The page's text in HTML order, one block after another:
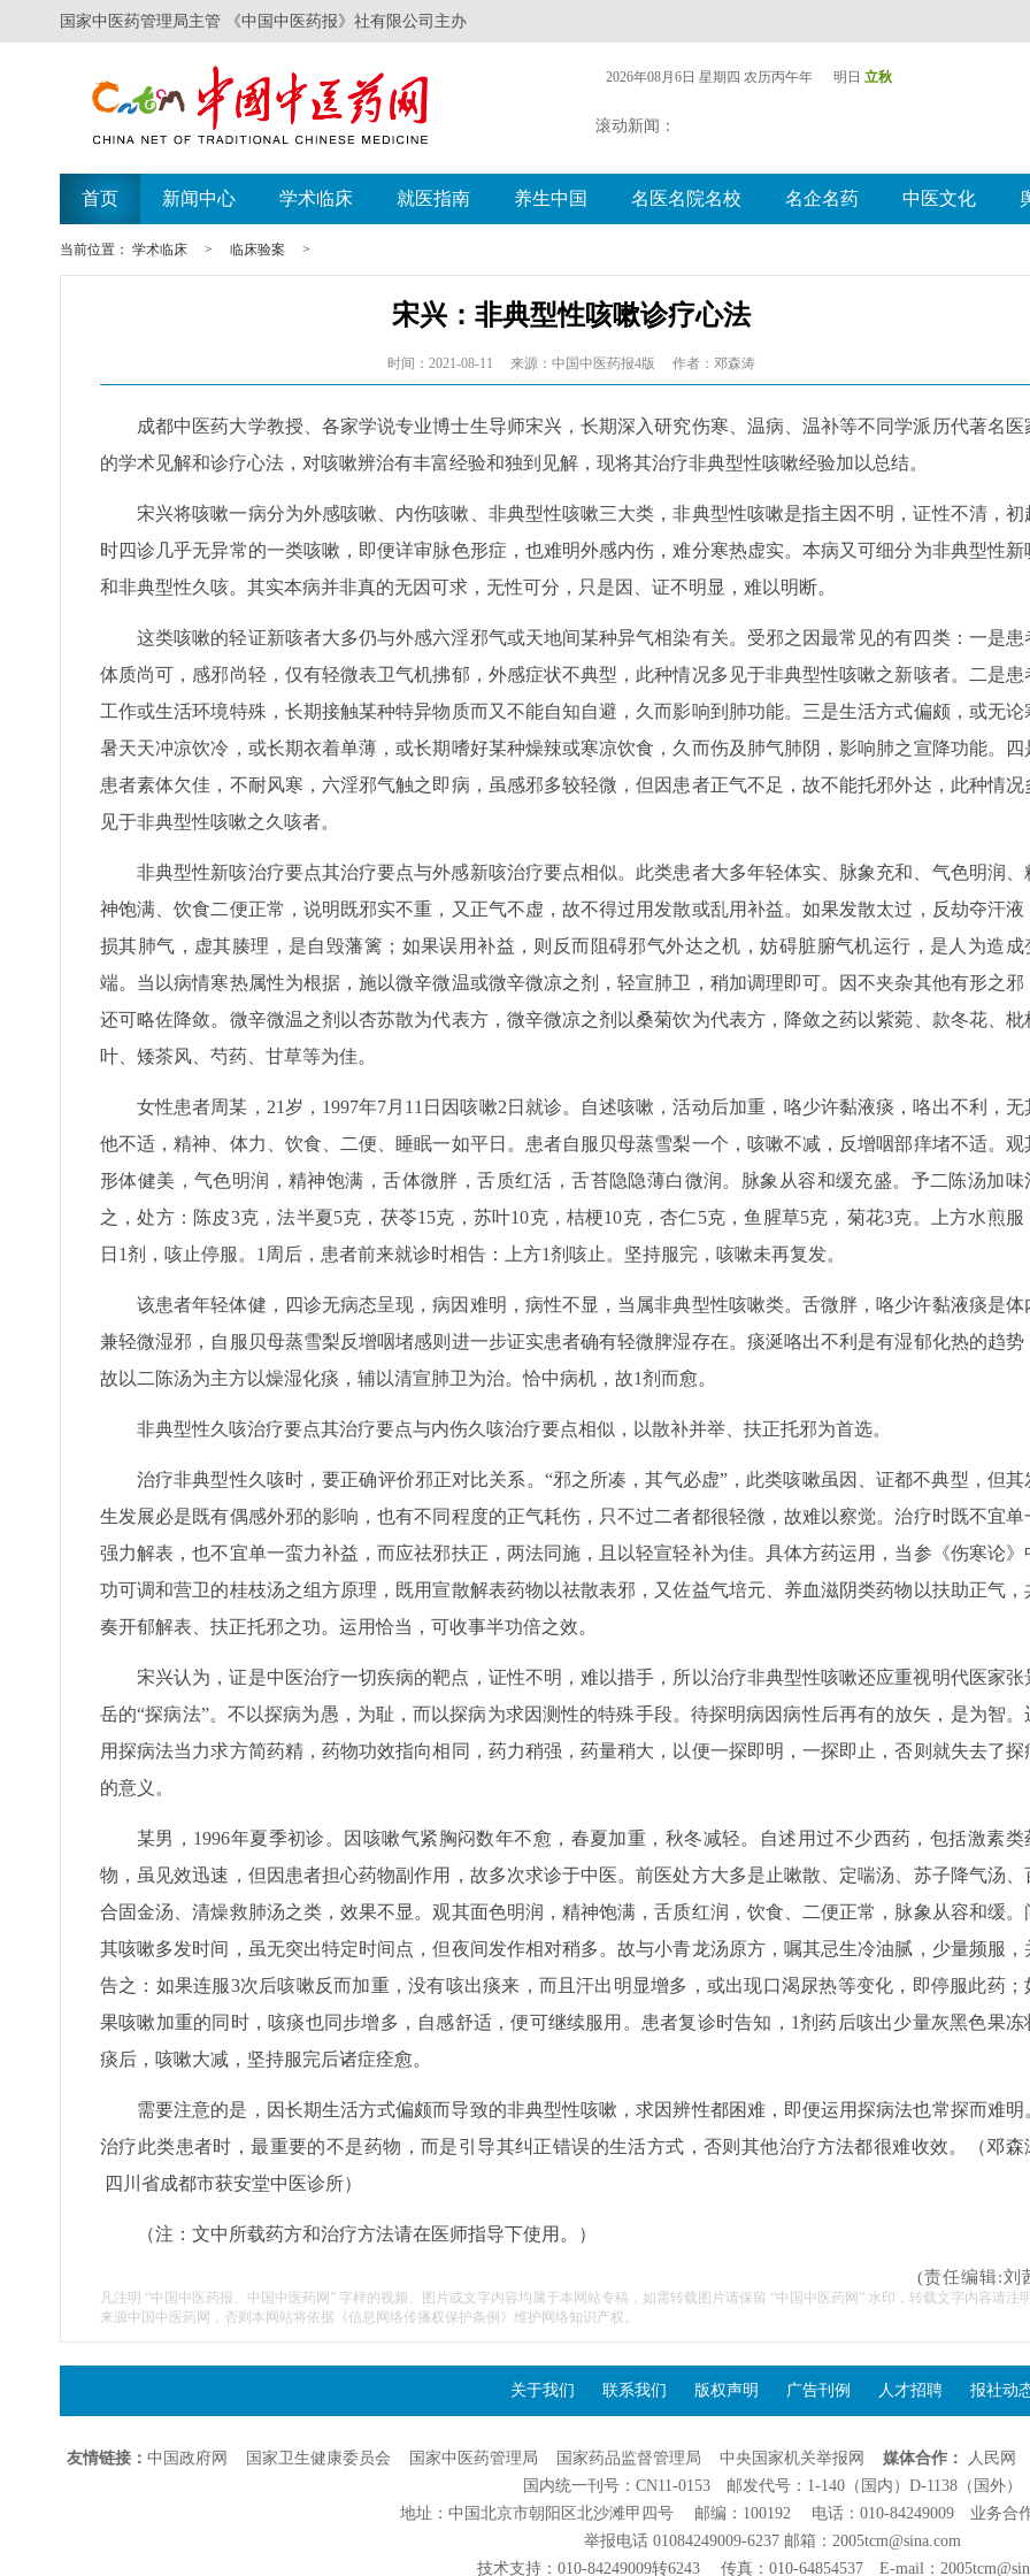
国家中医药管理局主管 《中国中医药报》社有限公司主办
2026年08月6日 星期四 农历丙午年 明日 立秋
滚动新闻：
首页 新闻中心 学术临床 就医指南 养生中国 名医名院名校 名企名药 中医文化
当前位置： 学术临床 > 临床验案 >
宋兴：非典型性咳嗽诊疗心法
时间：2021-08-11 来源：中国中医药报4版 作者：邓森涛
成都中医药大学教授、各家学说专业博士生导师宋兴，长期深入研究伤寒、温病、温补等不同学派历代著名医
的学术见解和诊疗心法，对咳嗽辨治有丰富经验和独到见解，现将其治疗非典型性咳嗽经验加以总结。
宋兴将咳嗽一病分为外感咳嗽、内伤咳嗽、非典型性咳嗽三大类，非典型性咳嗽是指主因不明，证性不清，初
时四诊几乎无异常的一类咳嗽，即便详审脉色形症，也难明外感内伤，难分寒热虚实。本病又可细分为非典型性新
和非典型性久咳。其实本病并非真的无因可求，无性可分，只是因、证不明显，难以明断。
这类咳嗽的轻证新咳者大多仍与外感六淫邪气或天地间某种异气相染有关。受邪之因最常见的有四类：一是患
体质尚可，感邪尚轻，仅有轻微表卫气机拂郁，外感症状不典型，此种情况多见于非典型性咳嗽之新咳者。二是患
工作或生活环境特殊，长期接触某种特异物质而又不能自知自避，久而影响到肺功能。三是生活方式偏颇，或无论
暑天天冲凉饮冷，或长期衣着单薄，或长期嗜好某种燥辣或寒凉饮食，久而伤及肺气肺阴，影响肺之宣降功能。四
患者素体欠佳，不耐风寒，六淫邪气触之即病，虽感邪多较轻微，但因患者正气不足，故不能托邪外达，此种情况
见于非典型性咳嗽之久咳者。
非典型性新咳治疗要点其治疗要点与外感新咳治疗要点相似。此类患者大多年轻体实、脉象充和、气色明润、
神饱满、饮食二便正常，说明既邪实不重，又正气不虚，故不得过用发散或乱用补益。如果发散太过，反劫夺汗液
损其肺气，虚其腠理，是自毁藩篱；如果误用补益，则反而阻碍邪气外达之机，妨碍脏腑气机运行，是人为造成
端。当以病情寒热属性为根据，施以微辛微温或微辛微凉之剂，轻宣肺卫，稍加调理即可。因不夹杂其他有形之邪
还可略佐降敛。微辛微温之剂以杏苏散为代表方，微辛微凉之剂以桑菊饮为代表方，降敛之药以紫菀、款冬花、枇
叶、矮茶风、芍药、甘草等为佳。
女性患者周某，21岁，1997年7月11日因咳嗽2日就诊。自述咳嗽，活动后加重，咯少许黏液痰，咯出不利，无
他不适，精神、体力、饮食、二便、睡眠一如平日。患者自服贝母蒸雪梨一个，咳嗽不减，反增咽部痒堵不适。观
形体健美，气色明润，精神饱满，舌体微胖，舌质红活，舌苔隐隐薄白微润。脉象从容和缓充盛。予二陈汤加味
之，处方：陈皮3克，法半夏5克，茯苓15克，苏叶10克，桔梗10克，杏仁5克，鱼腥草5克，菊花3克。上方水煎服
日1剂，咳止停服。1周后，患者前来就诊时相告：上方1剂咳止。坚持服完，咳嗽未再复发。
该患者年轻体健，四诊无病态呈现，病因难明，病性不显，当属非典型性咳嗽类。舌微胖，咯少许黏液痰是体
兼轻微湿邪，自服贝母蒸雪梨反增咽堵感则进一步证实患者确有轻微脾湿存在。痰涎咯出不利是有湿郁化热的趋势
故以二陈汤为主方以燥湿化痰，辅以清宣肺卫为治。恰中病机，故1剂而愈。
非典型性久咳治疗要点其治疗要点与内伤久咳治疗要点相似，以散补并举、扶正托邪为首选。
治疗非典型性久咳时，要正确评价邪正对比关系。“邪之所凑，其气必虚”，此类咳嗽虽因、证都不典型，但其
生发展必是既有偶感外邪的影响，也有不同程度的正气耗伤，只不过二者都很轻微，故难以察觉。治疗时既不宜单
强力解表，也不宜单一蛮力补益，而应祛邪扶正，两法同施，且以轻宣轻补为佳。具体方药运用，当参《伤寒论》
功可调和营卫的桂枝汤之组方原理，既用宣散解表药物以祛散表邪，又佐益气培元、养血滋阴类药物以扶助正气，
奏开郁解表、扶正托邪之功。运用恰当，可收事半功倍之效。
宋兴认为，证是中医治疗一切疾病的靶点，证性不明，难以措手，所以治疗非典型性咳嗽还应重视明代医家张
岳的“探病法”。不以探病为愚，为耻，而以探病为求因测性的特殊手段。待探明病因病性后再有的放矢，是为智。
用探病法当力求方简药精，药物功效指向相同，药力稍强，药量稍大，以便一探即明，一探即止，否则就失去了探
的意义。
某男，1996年夏季初诊。因咳嗽气紧胸闷数年不愈，春夏加重，秋冬减轻。自述用过不少西药，包括激素类
物，虽见效迅速，但因患者担心药物副作用，故多次求诊于中医。前医处方大多是止嗽散、定喘汤、苏子降气汤、
合固金汤、清燥救肺汤之类，效果不显。观其面色明润，精神饱满，舌质红润，饮食、二便正常，脉象从容和缓。
其咳嗽多发时间，虽无突出特定时间点，但夜间发作相对稍多。故与小青龙汤原方，嘱其忌生冷油腻，少量频服，
告之：如果连服3次后咳嗽反而加重，没有咳出痰来，而且汗出明显增多，或出现口渴尿热等变化，即停服此药；
果咳嗽加重的同时，咳痰也同步增多，自感舒适，便可继续服用。患者复诊时告知，1剂药后咳出少量灰黑色果冻
痰后，咳嗽大减，坚持服完后诸症痊愈。
需要注意的是，因长期生活方式偏颇而导致的非典型性咳嗽，求因辨性都困难，即便运用探病法也常探而难明
治疗此类患者时，最重要的不是药物，而是引导其纠正错误的生活方式，否则其他治疗方法都很难收效。（邓森
四川省成都市获安堂中医诊所）
（注：文中所载药方和治疗方法请在医师指导下使用。）
(责任编辑:刘
凡注明 “中国中医药报、中国中医药网” 字样的视频、图片或文字内容均属于本网站专稿，如需转载图片请保留 “中国中医药网” 水印，转载文字内容请注明
来源中国中医药网，否则本网站将依据《信息网络传播权保护条例》维护网络知识产权。
关于我们 联系我们 版权声明 广告刊例 人才招聘 报社动
友情链接： 中国政府网 国家卫生健康委员会 国家中医药管理局 国家药品监督管理局 中央国家机关举报网 媒体合作： 人民网
国内统一刊号：CN11-0153 邮发代号：1-140（国内）D-1138（国外）
地址：中国北京市朝阳区北沙滩甲四号 邮编：100192 电话：010-84249009 业务合作
举报电话 01084249009-6237 邮箱：2005tcm@sina.com
技术支持：010-84249009转6243 传真：010-64854537 E-mail：